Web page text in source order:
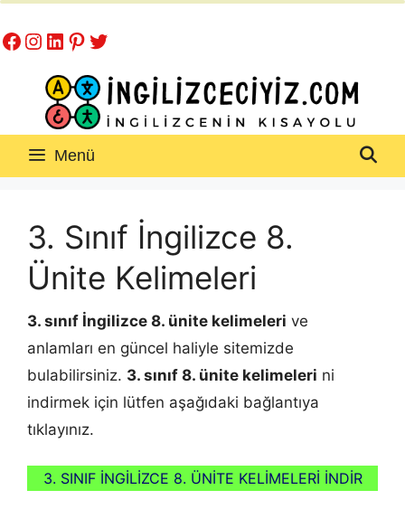
atla
Facebook
Instagram
LinkedIn
Pinterest
Twitter
Menü
3. Sınıf İngilizce 8.
Ünite Kelimeleri
3. sınıf İngilizce 8. ünite kelimeleri ve
anlamları en güncel haliyle sitemizde
bulabilirsiniz. 3. sınıf 8. ünite kelimeleri ni
indirmek için lütfen aşağıdaki bağlantıya
tıklayınız.
3. SINIF İNGİLİZCE 8. ÜNİTE KELİMELERİ İNDİR